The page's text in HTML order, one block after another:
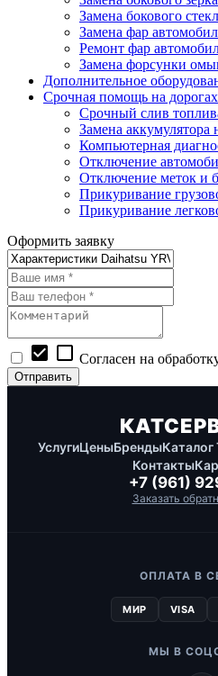
Замена бокового
Замена фар
Ремонт фар
Замена форсунки
Дополнительное
Срочная помощь на дорогах
Срочный слив
Замена
Компьютерная
Отключение
Отключение меток и
Прикуривание
Прикуривание
Оформить заявку
check_box check_box_outline_blank Согласен на
УслугиЦеныБрендыКаталог
Контакты
+7 (961)
Заказать
ОПЛАТА В
МИР VISA
МЫ В